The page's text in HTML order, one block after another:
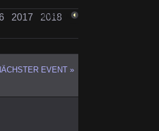
2017
2018
ZURÜCK
EVENT »